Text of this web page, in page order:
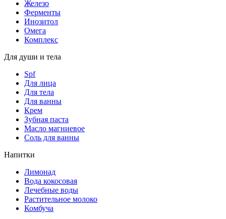
Железо
Ферменты
Инозитол
Омега
Комплекс
Для души и тела
Spf
Для лица
Для тела
Для ванны
Крем
Зубная паста
Масло магниевое
Соль для ванны
Напитки
Лимонад
Вода кокосовая
Лечебные воды
Растительное молоко
Комбуча